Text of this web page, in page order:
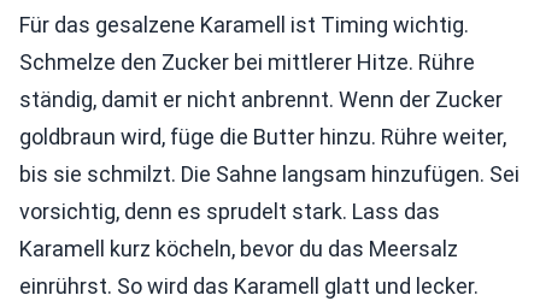
Für das gesalzene Karamell ist Timing wichtig.
Schmelze den Zucker bei mittlerer Hitze. Rühre
ständig, damit er nicht anbrennt. Wenn der Zucker
goldbraun wird, füge die Butter hinzu. Rühre weiter,
bis sie schmilzt. Die Sahne langsam hinzufügen. Sei
vorsichtig, denn es sprudelt stark. Lass das
Karamell kurz köcheln, bevor du das Meersalz
einrührst. So wird das Karamell glatt und lecker.